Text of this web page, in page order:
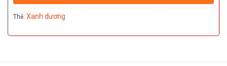
Thẻ: Xanh dương